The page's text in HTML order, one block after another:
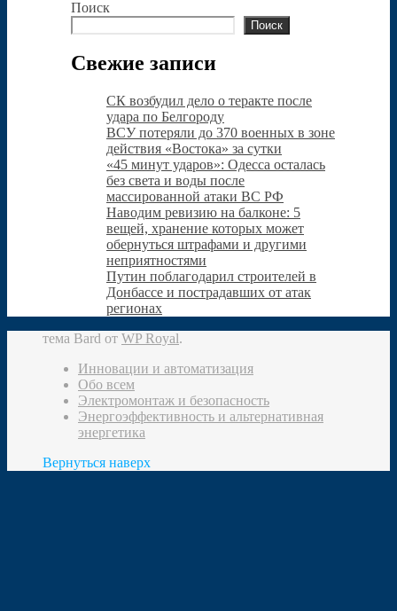
Поиск
Поиск
Свежие записи
СК возбудил дело о теракте после
удара по Белгороду
ВСУ потеряли до 370 военных в зоне
действия «Востока» за сутки
«45 минут ударов»: Одесса осталась
без света и воды после
массированной атаки ВС РФ
Наводим ревизию на балконе: 5
вещей, хранение которых может
обернуться штрафами и другими
неприятностями
Путин поблагодарил строителей в
Донбассе и пострадавших от атак
регионах
тема Bard от WP Royal.
Инновации и автоматизация
Обо всем
Электромонтаж и безопасность
Энергоэффективность и альтернативная
энергетика
Вернуться наверх